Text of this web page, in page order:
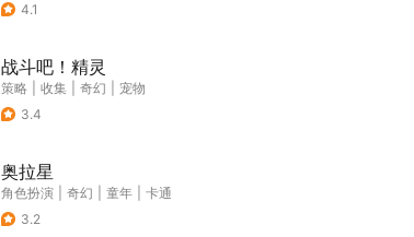
4.1
战斗吧！精灵
策略 收集 奇幻
宠物
3.4
奥拉星
角色扮演 奇幻 童年
卡通
3.2